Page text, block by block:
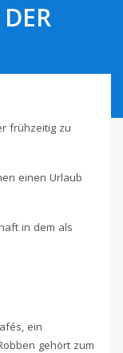
frühzeitig zu
einen Urlaub
in dem als
ein
gehört zum